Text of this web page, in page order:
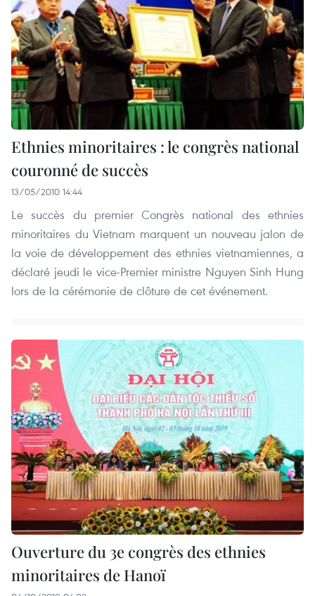
Ethnies minoritaires : le congrès national
couronné de succès
13/05/2010 14:44
Le succès du premier Congrès national des ethnies
minoritaires du Vietnam marquent un nouveau jalon de
la voie de développement des ethnies vietnamiennes, a
déclaré jeudi le vice-Premier ministre Nguyen Sinh Hung
lors de la cérémonie de clôture de cet événement.
Ouverture du 3e congrès des ethnies
minoritaires de Hanoï